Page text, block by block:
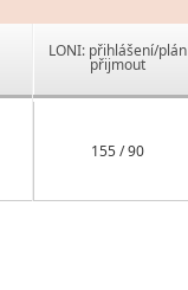
LONI: přihlášení/plán
přijmout
155 / 90